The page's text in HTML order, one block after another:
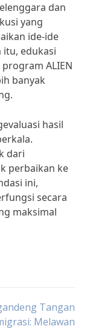
dan
yang
ide-ide
itu, edukasi
ALIEN
banyak
hasil
dari
perbaikan ke
ini,
secara
maksimal
Tangan
Melawan